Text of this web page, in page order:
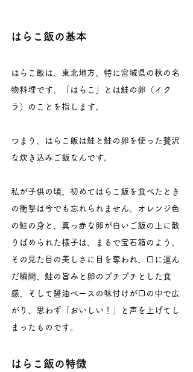
はらこ飯の基本
はらこ飯は、東北地方、特に宮城県の秋の名
物料理です。「はらこ」とは鮭の卵（イク
ラ）のことを指します。
つまり、はらこ飯は鮭と鮭の卵を使った贅沢
な炊き込みご飯なんです。
私が子供の頃、初めてはらこ飯を食べたとき
の衝撃は今でも忘れられません。オレンジ色
の鮭の身と、真っ赤な卵が白いご飯の上に散
りばめられた様子は、まるで宝石箱のよう。
その見た目の美しさに目を奪われ、口に運ん
だ瞬間、鮭の旨みと卵のプチプチとした食
感、そして醤油ベースの味付けが口の中で広
がり、思わず「おいしい！」と声を上げてし
まったものです。
はらこ飯の特徴